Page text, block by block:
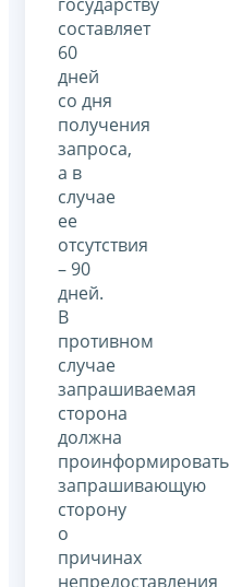
составляет
60
дней
со дня
получения
запроса,
а в
случае
ее
отсутствия
– 90
дней.
В
противном
случае
запрашиваемая
сторона
должна
проинформировать
запрашивающую
сторону
о
причинах
непредоставления